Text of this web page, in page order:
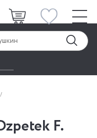
F.